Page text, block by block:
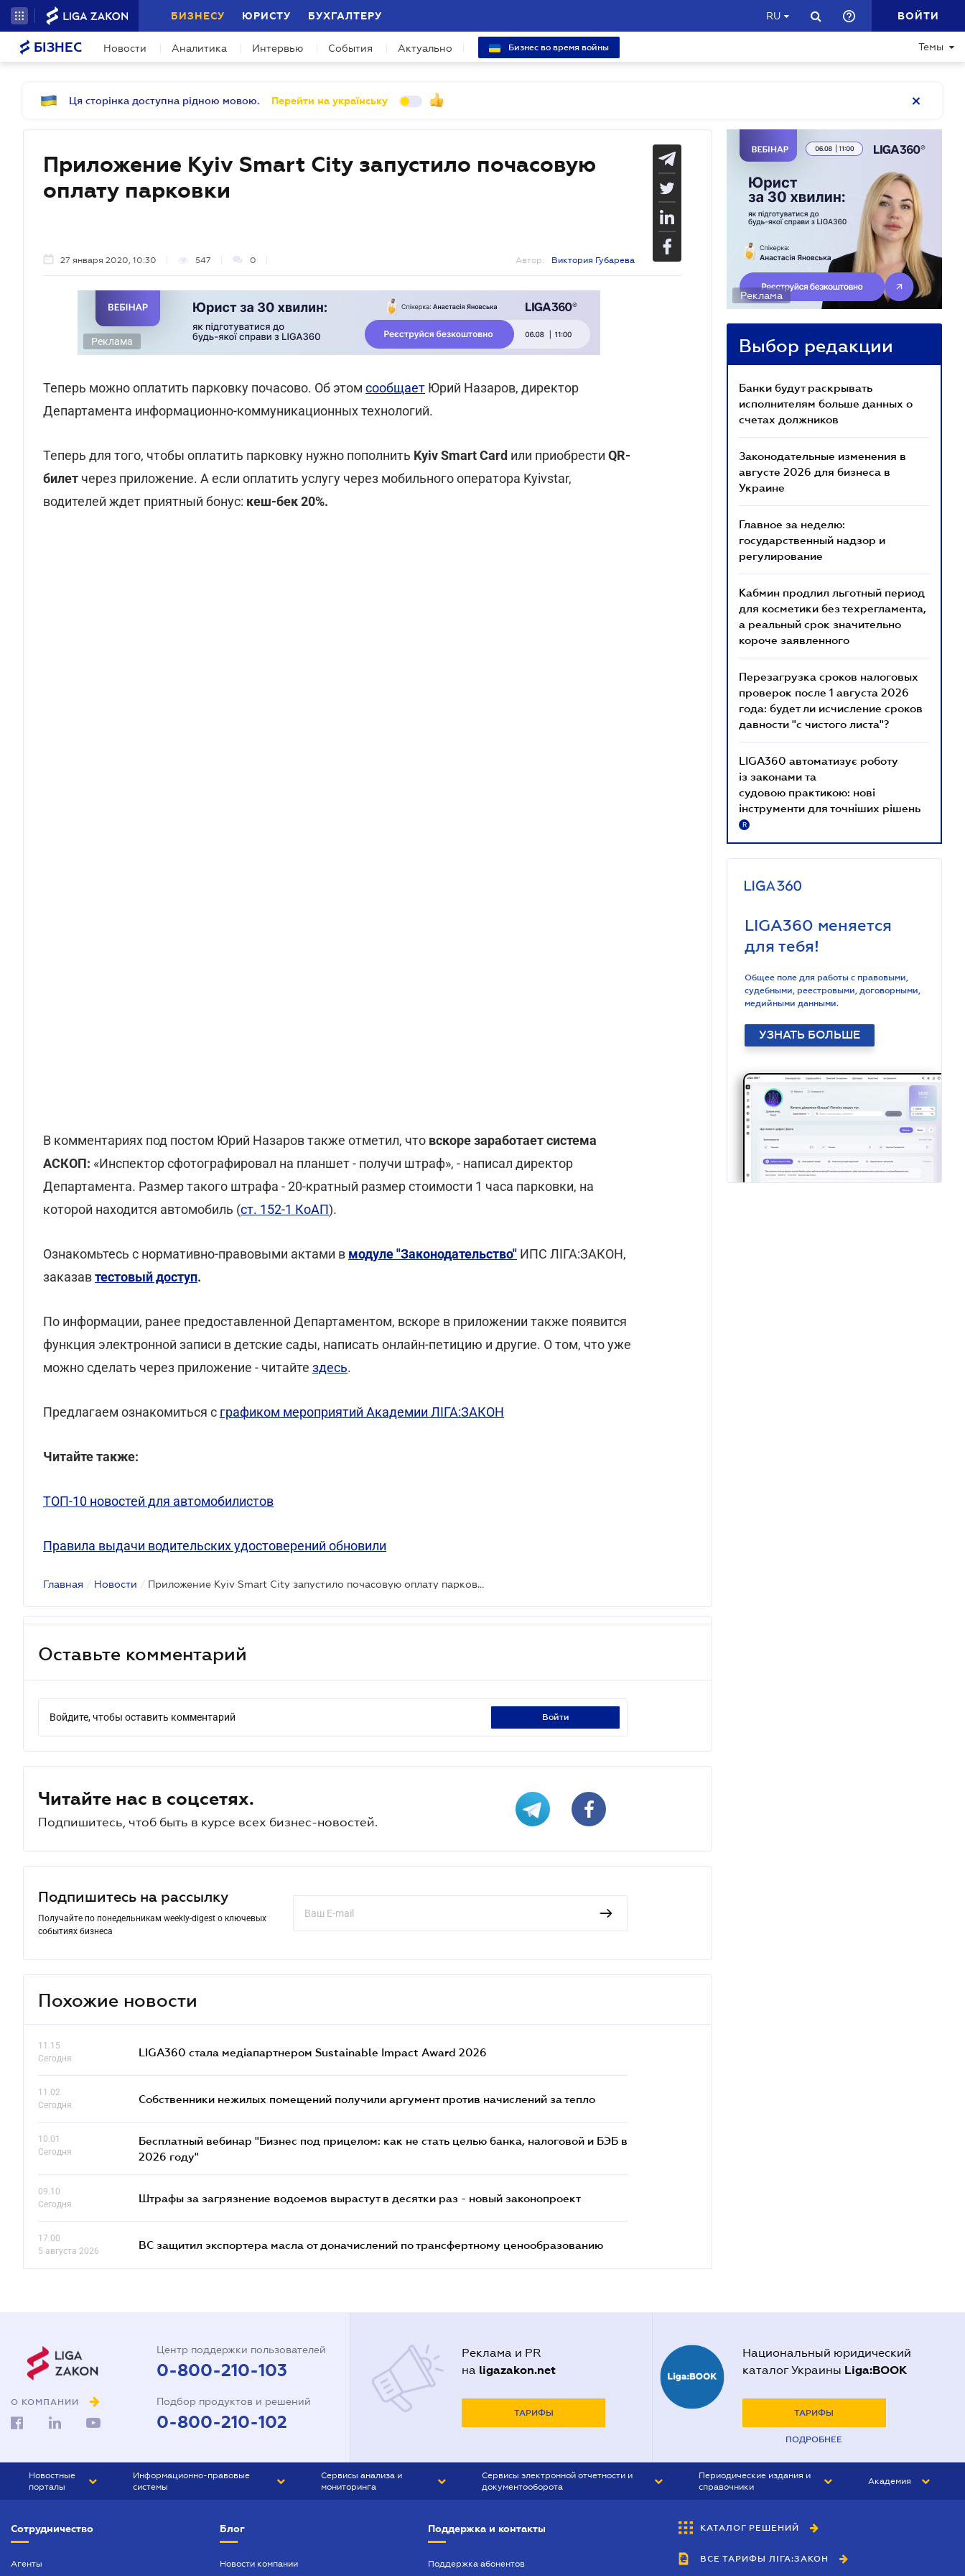
БИЗНЕСУ ЮРИСТУ БУХГАЛТЕРУ RU ВОЙТИ
БІЗНЕС Новости Аналитика Интервью События Актуально Бизнес во время войны Темы
Ця сторінка доступна рідною мовою. Перейти на українську
Приложение Kyiv Smart City запустило почасовую
оплату парковки
27 января 2020, 10:30 547 0 Автор: Виктория Губарева
Реклама
Теперь можно оплатить парковку почасово. Об этом сообщает Юрий Назаров, директор
Департамента информационно-коммуникационных технологий.
Теперь для того, чтобы оплатить парковку нужно пополнить Kyiv Smart Card или приобрести QR-
билет через приложение. А если оплатить услугу через мобильного оператора Kyivstar,
водителей ждет приятный бонус: кеш-бек 20%.
В комментариях под постом Юрий Назаров также отметил, что вскоре заработает система
АСКОП: «Инспектор сфотографировал на планшет - получи штраф», - написал директор
Департамента. Размер такого штрафа - 20-кратный размер стоимости 1 часа парковки, на
которой находится автомобиль (ст. 152-1 КоАП).
Ознакомьтесь с нормативно-правовыми актами в модуле "Законодательство" ИПС ЛІГА:ЗАКОН,
заказавтестовый доступ.
По информации, ранее предоставленной Департаментом, вскоре в приложении также появится
функция электронной записи в детские сады, написать онлайн-петицию и другие. О том, что уже
можно сделать через приложение - читайте здесь.
Предлагаем ознакомиться с графиком мероприятий Академии ЛІГА:ЗАКОН
Читайте также:
ТОП-10 новостей для автомобилистов
Правила выдачи водительских удостоверений обновили
Главная / Новости / Приложение Kyiv Smart City запустило почасовую оплату парковки
Оставьте комментарий
Войдите, чтобы оставить комментарий войти
Читайте нас в соцсетях.
Подпишитесь, чтоб быть в курсе всех бизнес-новостей.
Подпишитесь на рассылку
Получайте по понедельникам weekly-digest о ключевых
событиях бизнеса
Похожие новости
11.15
Сегодня
LIGA360 стала медіапартнером Sustainable Impact Award 2026
11.02
Сегодня
Собственники нежилых помещений получили аргумент против начислений за тепло
10.01
Сегодня
Бесплатный вебинар "Бизнес под прицелом: как не стать целью банка, налоговой и БЭБ в
2026 году"
09.10
Сегодня
Штрафы за загрязнение водоемов вырастут в десятки раз - новый законопроект
17.00
5 августа 2026
ВС защитил экспортера масла от доначислений по трансфертному ценообразованию
Реклама
Выбор редакции
Банки будут раскрывать
исполнителям больше данных о
счетах должников
Законодательные изменения в
августе 2026 для бизнеса в
Украине
Главное за неделю:
государственный надзор и
регулирование
Кабмин продлил льготный период
для косметики без техрегламента,
а реальный срок значительно
короче заявленного
Перезагрузка сроков налоговых
проверок после 1 августа 2026
года: будет ли исчисление сроков
давности "с чистого листа"?
LIGA360 автоматизує роботу
із законами та
судовою практикою: нові
інструменти для точніших рішень
R
LIGA360 меняется
для тебя!
Общее поле для работы с правовыми,
судебными, реестровыми, договорными,
медийными данными.
УЗНАТЬ БОЛЬШЕ
О КОМПАНИИ
Центр поддержки пользователей
0-800-210-103
Подбор продуктов и решений
0-800-210-102
Реклама и PR
на ligazakon.net
ТАРИФЫ
Национальный юридический
каталог Украины Liga:BOOK
ТАРИФЫ
ПОДРОБНЕЕ
Новостные
порталы
БИЗНЕС
Информационно-правовые
системы
Сервисы анализа и
мониторинга
Сервисы электронной отчетности и
документооборота
Периодические издания и
справочники
БУХГАЛТЕР&ЗАКОН
ВЕСТНИК МСФО
Академия
Сотрудничество
Агенты
Блог
Новости компании
Поддержка и контакты
Поддержка абонентов
КАТАЛОГ РЕШЕНИЙ
ВСЕ ТАРИФЫ ЛІГА:ЗАКОН